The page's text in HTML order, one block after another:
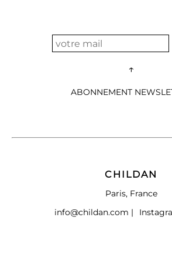
↑
ABONNEMENT
CHILDAN
Paris, France
info@childan.com |